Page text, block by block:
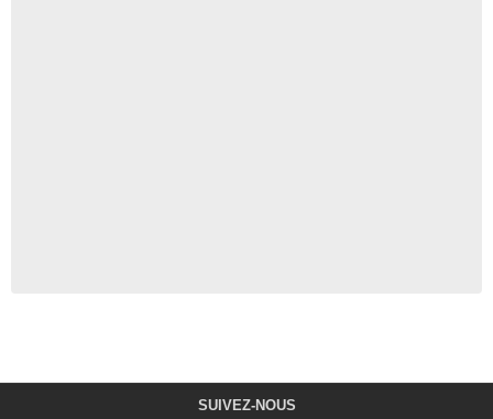
SUIVEZ-NOUS